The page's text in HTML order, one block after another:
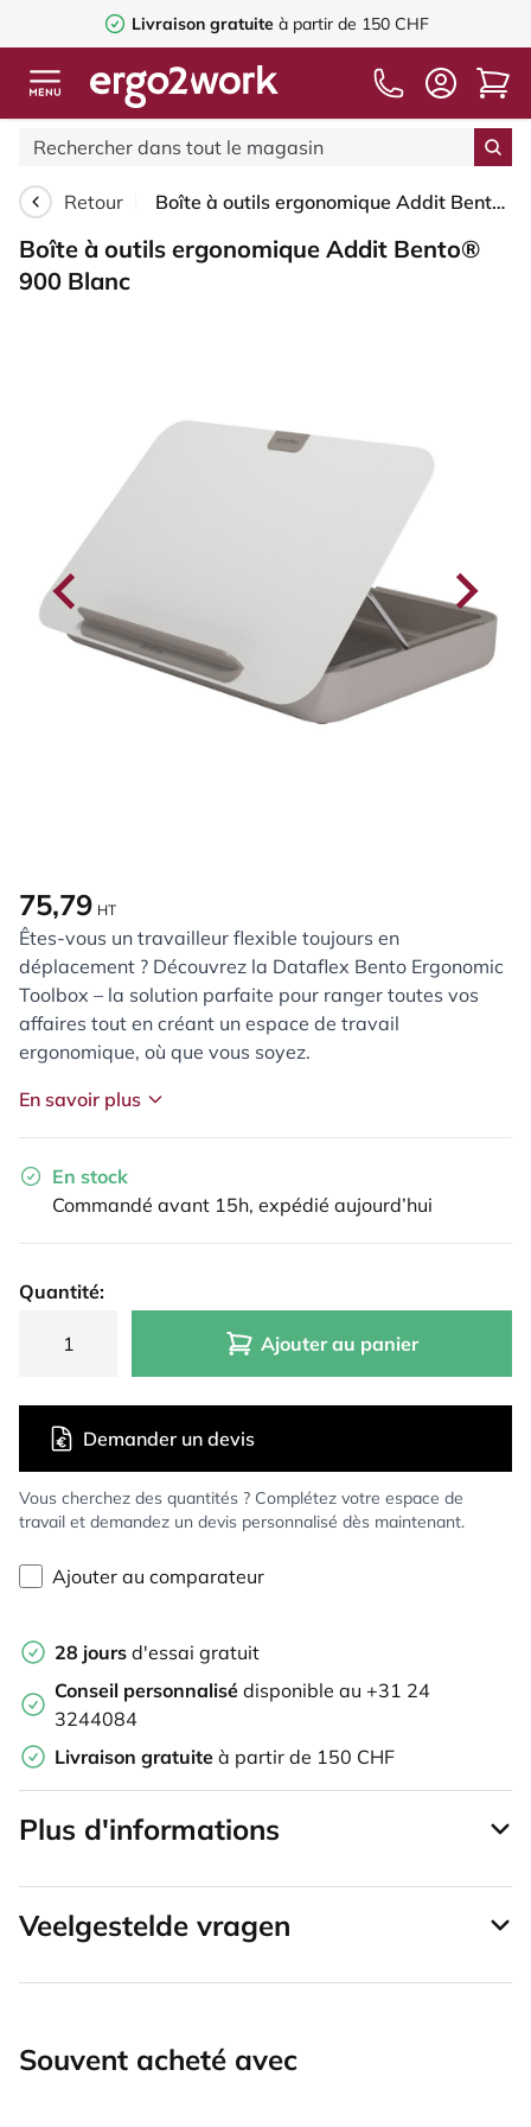
Livraison gratuite à partir de 150 CHF
Retour Boîte à outils ergonomique Addit Bento® 900 Blanc
Boîte à outils ergonomique Addit Bento®
900 Blanc
75,79 HT
Êtes-vous un travailleur flexible toujours en
déplacement ? Découvrez la Dataflex Bento Ergonomic
Toolbox – la solution parfaite pour ranger toutes vos
affaires tout en créant un espace de travail
ergonomique, où que vous soyez.
En savoir plus
En stock
Commandé avant 15h, expédié aujourd’hui
Quantité:
Ajouter au panier
Vous cherchez des quantités ? Complétez votre espace de
travail et demandez un devis personnalisé dès maintenant.
Demander un devis
Ajouter au comparateur
28 jours d'essai gratuit
Conseil personnalisé disponible au +31 24
3244084
Livraison gratuite à partir de 150 CHF
Plus d'informations
Veelgestelde vragen
Souvent acheté avec